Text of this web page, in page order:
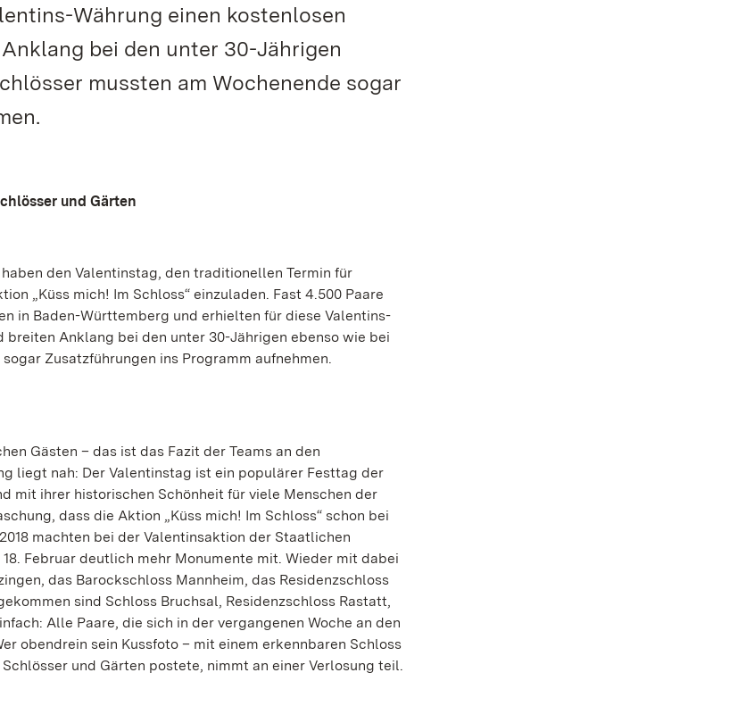
Währung einen kostenlosen
bei den unter 30-Jährigen
mussten am Wochenende sogar
und Gärten
den Valentinstag, den traditionellen Termin für
„Küss mich! Im Schloss“ einzuladen. Fast 4.500 Paare
in Baden-Württemberg und erhielten für diese Valentins-
Anklang bei den unter 30-Jährigen ebenso wie bei
Zusatzführungen ins Programm aufnehmen.
Gästen – das ist das Fazit der Teams an den
liegt nah: Der Valentinstag ist ein populärer Festtag der
mit ihrer historischen Schönheit für viele Menschen der
dass die Aktion „Küss mich! Im Schloss“ schon bei
machten bei der Valentinsaktion der Staatlichen
Februar deutlich mehr Monumente mit. Wieder mit dabei
das Barockschloss Mannheim, das Residenzschloss
sind Schloss Bruchsal, Residenzschloss Rastatt,
Alle Paare, die sich in der vergangenen Woche an den
obendrein sein Kussfoto – mit einem erkennbaren Schloss
und Gärten postete, nimmt an einer Verlosung teil.